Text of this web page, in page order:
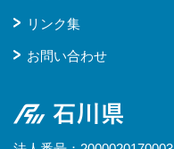
リンク集
お問い合わせ
石川県